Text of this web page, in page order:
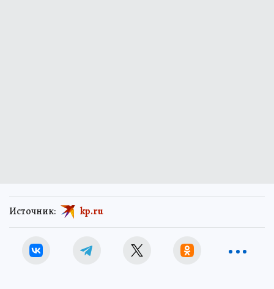
Источник: kp.ru